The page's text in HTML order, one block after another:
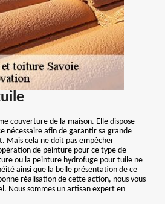
couverture de la maison. Elle dispose
nécessaire afin de garantir sa grande
Mais cela ne doit pas empêcher
de peinture pour ce type de
ou la peinture hydrofuge pour tuile ne
ainsi que la belle présentation de ce
réalisation de cette action, nous vous
Nous sommes un artisan expert en